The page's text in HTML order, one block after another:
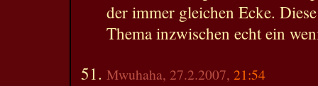
der immer gleichen Ecke.
Thema inzwischen echt ein
Mwuhaha, 27.2.2007, 21:54